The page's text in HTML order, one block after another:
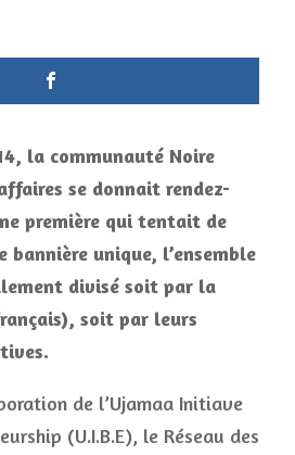
la communauté Noire
se donnait rendez-
première qui tentait de
bannière unique, l’ensemble
divisé soit par la
soit par leurs
de l’Ujamaa Initiave
(U.I.B.E), le Réseau des